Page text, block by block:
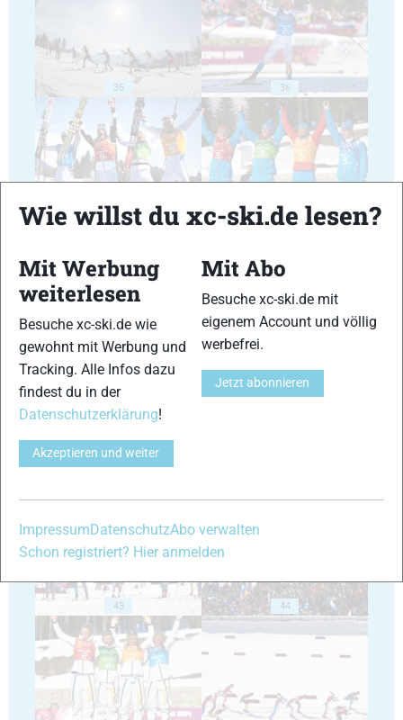
35 36
37 38
39
43 44
Wie willst du xc-ski.de lesen?
Mit Werbung
weiterlesen
Besuche xc-ski.de wie
gewohnt mit Werbung und
Tracking. Alle Infos dazu
findest du in der
Datenschutzerklärung!
Akzeptieren und weiter
Mit Abo
Besuche xc-ski.de mit
eigenem Account und völlig
werbefrei.
Jetzt abonnieren
Impressum DatenschutzAbo verwalten
Schon registriert? Hier anmelden